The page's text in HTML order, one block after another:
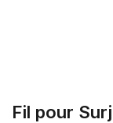
Fil pour